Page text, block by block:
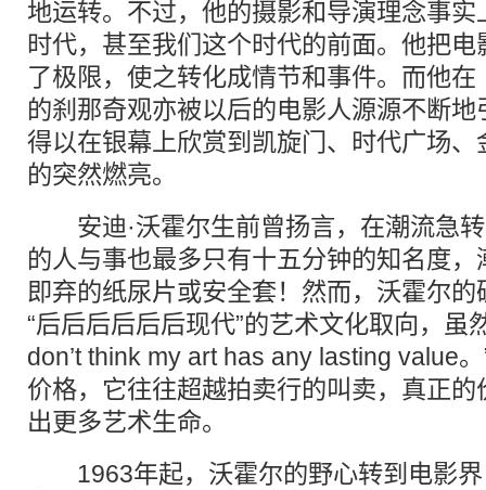
地运转。不过，他的摄影和导演理念事
时代，甚至我们这个时代的前面。他把
了极限，使之转化成情节和事件。而他
的刹那奇观亦被以后的电影人源源不断
得以在银幕上欣赏到凯旋门、时代广场
的突然燃亮。
安迪·沃霍尔生前曾扬言，在潮流急转
的人与事也最多只有十五分钟的知名度
即弃的纸尿片或安全套！然而，沃霍尔
“后后后后后后现代”的艺术文化取向，虽
don’t think my art has any lasting value
价格，它往往超越拍卖行的叫卖，真正
出更多艺术生命。
1963年起，沃霍尔的野心转到电影界